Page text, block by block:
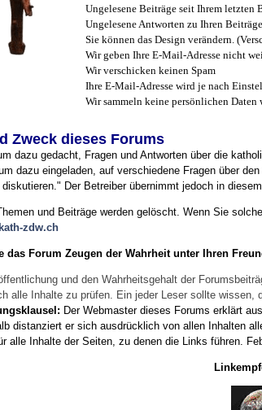
Ungelesene Beiträge seit Ihrem letzten
Ungelesene Antworten zu Ihren
Sie können das Design verändern.
Wir geben Ihre E-Mail-Adresse nicht
Wir verschicken keinen Spam
Ihre E-Mail-Adresse wird je nach
Wir sammeln keine persönlichen
Zweck dieses Forums
dazu gedacht, Fragen und Antworten über die
dazu eingeladen, auf verschiedene Fragen über
Der Betreiber übernimmt jedoch in
und Beiträge werden gelöscht. Wenn Sie
zdw.ch
das Forum Zeugen der Wahrheit unter Ihren
und den Wahrheitsgehalt der
alle Inhalte zu prüfen. Ein jeder Leser sollte wissen,
Der Webmaster dieses Forums erklärt
distanziert er sich ausdrücklich von allen Inhalten
alle Inhalte der Seiten, zu denen die Links führen.